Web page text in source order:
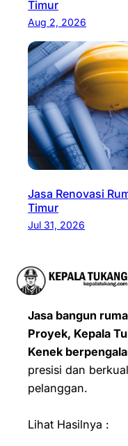
Timur
Aug 2, 2026
Jasa Renovasi
Timur
Jul 31, 2026
Jasa bangun
Proyek, Kepala
Kenek
presisi dan
pelanggan.
Lihat Hasilnya :